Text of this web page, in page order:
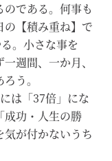
である。何事も
【積み重ね】で
。小さな事を
週間、一か月、
う。
は「37倍」にな
成功・人生の勝
が付かないうち